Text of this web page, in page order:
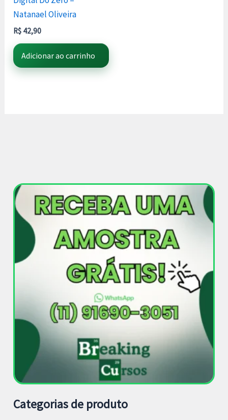
Natanael Oliveira
R$ 42,90
Adicionar ao carrinho
Categorias de produto